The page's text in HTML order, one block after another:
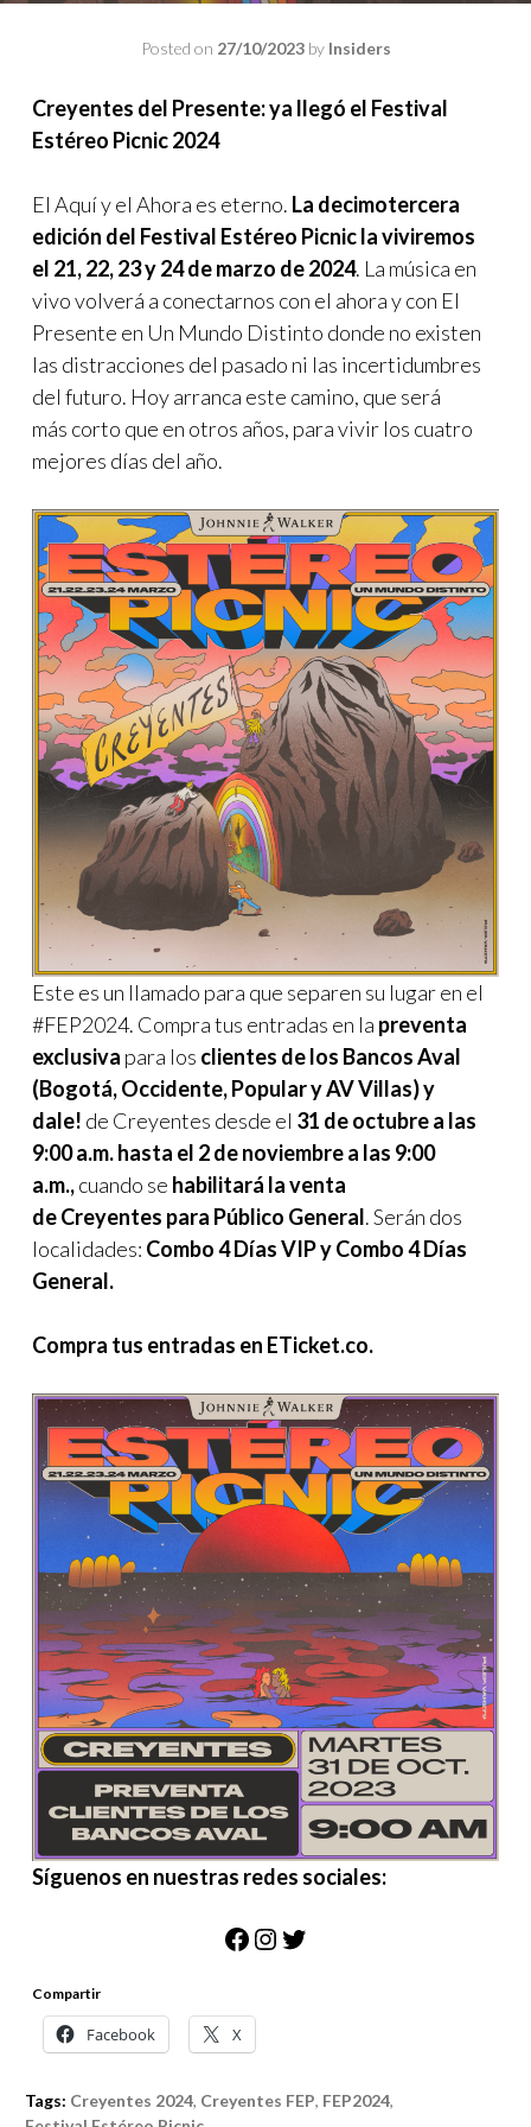
Posted on 27/10/2023by Insiders
Creyentes del Presente: ya llegó el Festival
Estéreo Picnic 2024
El Aquí y el Ahora es eterno. La decimotercera
edición del Festival Estéreo Picnic la viviremos
el 21, 22, 23 y 24 de marzo de 2024. La música en
vivo volverá a conectarnos con el ahora y con El
Presente en Un Mundo Distinto donde no existen
las distracciones del pasado ni las incertidumbres
del futuro. Hoy arranca este camino, que será
más corto que en otros años, para vivir los cuatro
mejores días del año.
Este es un llamado para que separen su lugar en el
#FEP2024. Compra tus entradas en la preventa
exclusiva para los clientes de los Bancos Aval
(Bogotá, Occidente, Popular y AV Villas) y
dale! de Creyentes desde el 31 de octubre a las
9:00 a.m. hasta el 2 de noviembre a las 9:00
a.m.,cuando se habilitará la venta
de Creyentes para Público General. Serán dos
localidades: Combo 4 Días VIP y Combo 4 Días
General.
Compra tus entradas en ETicket.co.
Síguenos en nuestras redes sociales:
Facebook
Instagram
Twitter
Compartir
Facebook X
Tags: Creyentes 2024, Creyentes FEP, FEP2024,